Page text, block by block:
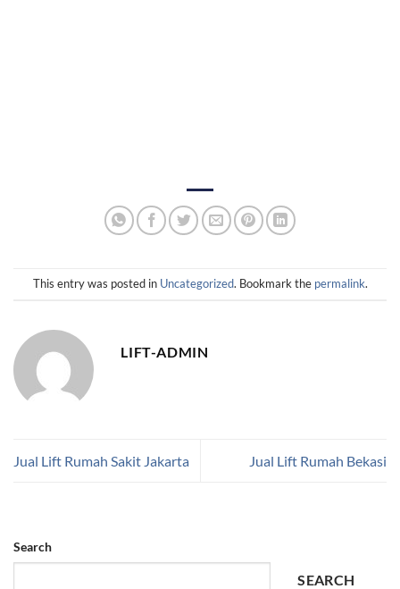
This entry was posted in Uncategorized. Bookmark the permalink.
LIFT-ADMIN
Jual Lift Rumah Sakit Jakarta Jual Lift Rumah Bekasi
Search
SEARCH